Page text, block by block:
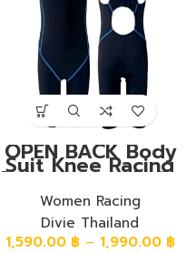
OPEN BACK Body
Suit Knee Racing
Swimwear ชุดวันพีช
หลังโอเหนือเข่า ผ้า
พื้นสีดำ โรยด้ายสีฟ้า
เข้ม
Women Racing
Divie Thailand
1,590.00 ฿ – 1,990.00 ฿